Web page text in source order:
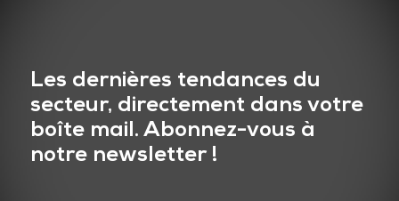
Les dernières tendances du
secteur, directement dans votre
boîte mail. Abonnez-vous à
notre newsletter !